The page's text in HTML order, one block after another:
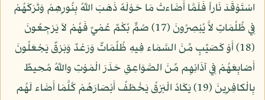
اسْتَوْقَدَ نَاراً فَلَمَّا أَضَاءتْ مَا حَوْلَهُ ذَهَبَ اللّهُ بِنُورِهِمْ وَتَرَكَهُمْ
فِي ظُلُمَاتٍ لاَّ يُبْصِرُونَ (17) صُمٌّ بُكْمٌ عُمْيٌ فَهُمْ لاَ يَرْجِعُونَ
(18) أَوْ كَصَيِّبٍ مِّنَ السَّمَاء فِيهِ ظُلُمَاتٌ وَرَعْدٌ وَبَرْقٌ يَجْعَلُونَ
أَصْابِعَهُمْ فِي آذَانِهِم مِّنَ الصَّوَاعِقِ حَذَرَ الْمَوْتِ واللّهُ مُحِيطٌ
بِالْكافِرِينَ (19) يَكَادُ الْبَرْقُ يَخْطَفُ أَبْصَارَهُمْ كُلَّمَا أَضَاء لَهُم